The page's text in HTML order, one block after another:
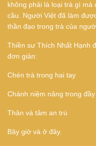
không phải là loại trà gì
cầu. Người Việt đã làm
thần đạo trong trà của
Thiền sư Thích Nhất Hạnh
đơn giản:
Chén trà trong hai tay
Chánh niệm nâng trong đầy
Thân và tâm an trú
Bây giờ và ở đây.